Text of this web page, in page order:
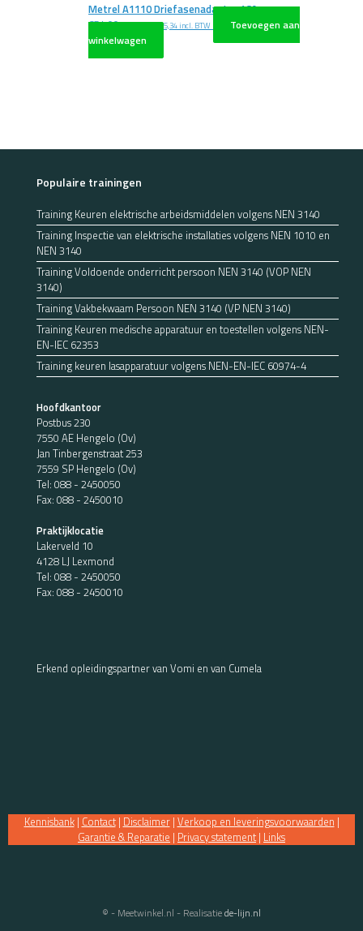
Metrel A1110 Driefasenadapter 16A
€54,00 excl. BTW€65,34 incl. BTW
Toevoegen aan
winkelwagen
Populaire trainingen
Training Keuren elektrische arbeidsmiddelen volgens NEN 3140
Training Inspectie van elektrische installaties volgens NEN 1010 en
NEN 3140
Training Voldoende onderricht persoon NEN 3140 (VOP NEN
3140)
Training Vakbekwaam Persoon NEN 3140 (VP NEN 3140)
Training Keuren medische apparatuur en toestellen volgens NEN-
EN-IEC 62353
Training keuren lasapparatuur volgens NEN-EN-IEC 60974-4
Hoofdkantoor
Postbus 230
7550 AE Hengelo (Ov)
Jan Tinbergenstraat 253
7559 SP Hengelo (Ov)
Tel: 088 - 2450050
Fax: 088 - 2450010
Praktijklocatie
Lakerveld 10
4128 LJ Lexmond
Tel: 088 - 2450050
Fax: 088 - 2450010
Erkend opleidingspartner van Vomi en van Cumela
Kennisbank| Contact| Disclaimer| Verkoop en leveringsvoorwaarden |
Garantie & Reparatie | Privacy statement | Links
© - Meetwinkel.nl - Realisatiede-lijn.nl